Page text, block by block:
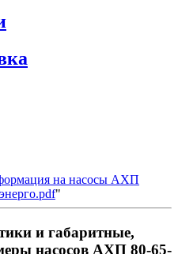
на насосы АХП
"
и габаритные,
насосов АХП 80-65-